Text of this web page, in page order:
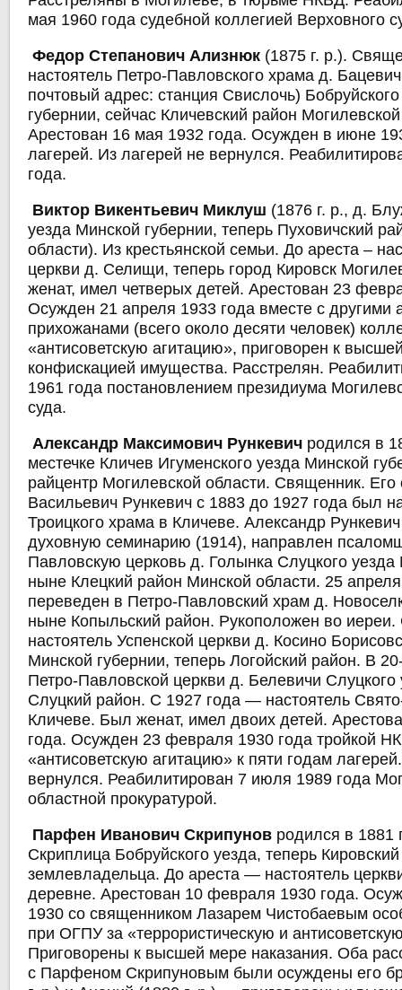
мая 1960 года судебной коллегией Верховного
Федор Степанович Ализнюк (1875 г. р.).
настоятель Петро-Павловского храма д.
почтовый адрес: станция Свислочь)
губернии, сейчас Кличевский район
Арестован 16 мая 1932 года. Осужден в июне
лагерей. Из лагерей не вернулся.
года.
Виктор Викентьевич Миклуш (1876 г. р., д.
уезда Минской губернии, теперь Пуховичский
области). Из крестьянской семьи. До ареста –
церкви д. Селищи, теперь город Кировск
женат, имел четверых детей. Арестован 23
Осужден 21 апреля 1933 года вместе с другими
прихожанами (всего около десяти человек)
«антисоветскую агитацию», приговорен к
конфискацией имущества. Расстрелян.
1961 года постановлением президиума
суда.
Александр Максимович Рункевич родился в
местечке Кличев Игуменского уезда Минской
райцентр Могилевской области. Священник.
Васильевич Рункевич с 1883 до 1927 года был
Троицкого храма в Кличеве. Александр
духовную семинарию (1914), направлен
Павловскую церковь д. Голынка Слуцкого уезда
ныне Клецкий район Минской области. 25
переведен в Петро-Павловский храм д.
ныне Копыльский район. Рукоположен во
настоятель Успенской церкви д. Косино
Минской губернии, теперь Логойский район. В
Петро-Павловской церкви д. Белевичи Слуцкого
Слуцкий район. С 1927 года — настоятель
Кличеве. Был женат, имел двоих детей.
года. Осужден 23 февраля 1930 года тройкой
«антисоветскую агитацию» к пяти годам
вернулся. Реабилитирован 7 июля 1989 года
областной прокуратурой.
Парфен Иванович Скрипунов родился в 1881
Скриплица Бобруйского уезда, теперь
землевладельца. До ареста — настоятель
деревне. Арестован 10 февраля 1930 года.
1930 со священником Лазарем Чистобаевым
при ОГПУ за «террористическую и
Приговорены к высшей мере наказания. Оба
с Парфеном Скрипуновым были осуждены его